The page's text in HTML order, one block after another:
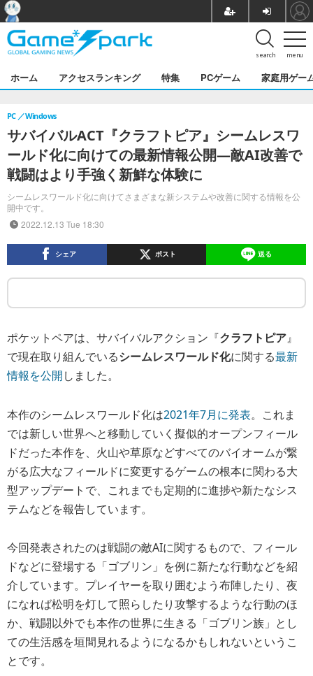
menu
search
ホーム アクセスランキング 特集 PCゲーム 家庭用ゲー
サバイバルACT『クラフトピア』シームレスワ
ールド化に向けての最新情報公開―敵AI改善で
戦闘はより手強く新鮮な体験に
シームレスワールド化に向けてさまざまな新システムや改善に関する情報を公
開中です。
PC Windows
2022.12.13 Tue 18:30
シェア ポスト 送る
ポケットペアは、サバイバルアクション『クラフトピア』
で現在取り組んでいるシームレスワールド化に関する最新
情報を公開しました。
本作のシームレスワールド化は2021年7月に発表。これま
では新しい世界へと移動していく擬似的オープンフィール
ドだった本作を、火山や草原などすべてのバイオームが繋
がる広大なフィールドに変更するゲームの根本に関わる大
型アップデートで、これまでも定期的に進捗や新たなシス
テムなどを報告しています。
今回発表されたのは戦闘の敵AIに関するもので、フィール
ドなどに登場する「ゴブリン」を例に新たな行動などを紹
介しています。プレイヤーを取り囲むよう布陣したり、夜
になれば松明を灯して照らしたり攻撃するような行動のほ
か、戦闘以外でも本作の世界に生きる「ゴブリン族」とし
ての生活感を垣間見れるようになるかもしれないというこ
とです。